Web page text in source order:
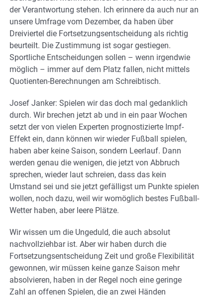
der Verantwortung stehen. Ich erinnere da auch nur an
unsere Umfrage vom Dezember, da haben über
Dreiviertel die Fortsetzungsentscheidung als richtig
beurteilt. Die Zustimmung ist sogar gestiegen.
Sportliche Entscheidungen sollen – wenn irgendwie
möglich – immer auf dem Platz fallen, nicht mittels
Quotienten-Berechnungen am Schreibtisch.
Josef Janker: Spielen wir das doch mal gedanklich
durch. Wir brechen jetzt ab und in ein paar Wochen
setzt der von vielen Experten prognostizierte Impf-
Effekt ein, dann können wir wieder Fußball spielen,
haben aber keine Saison, sondern Leerlauf. Dann
werden genau die wenigen, die jetzt von Abbruch
sprechen, wieder laut schreien, dass das kein
Umstand sei und sie jetzt gefälligst um Punkte spielen
wollen, noch dazu, weil wir womöglich bestes Fußball-
Wetter haben, aber leere Plätze.
Wir wissen um die Ungeduld, die auch absolut
nachvollziehbar ist. Aber wir haben durch die
Fortsetzungsentscheidung Zeit und große Flexibilität
gewonnen, wir müssen keine ganze Saison mehr
absolvieren, haben in der Regel noch eine geringe
Zahl an offenen Spielen, die an zwei Händen